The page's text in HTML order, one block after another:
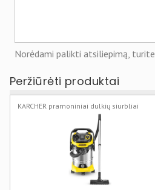
Norėdami palikti atsiliepimą, turite
Peržiūrėti produktai
KARCHER pramoniniai dulkių siurbliai